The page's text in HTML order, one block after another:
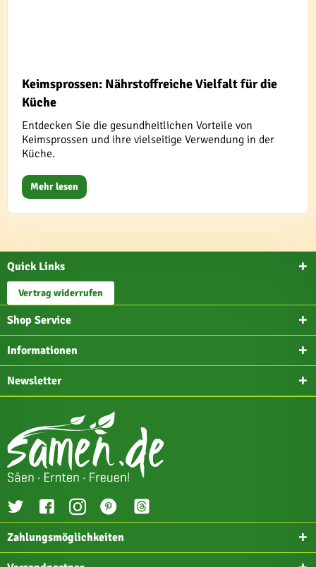
Keimsprossen: Nährstoffreiche Vielfalt für die
Küche
Entdecken Sie die gesundheitlichen Vorteile von
Keimsprossen und ihre vielseitige Verwendung in der
Küche.
Mehr lesen
Quick Links
Vertrag widerrufen
Shop Service
Informationen
Newsletter
Zahlungsmöglichkeiten